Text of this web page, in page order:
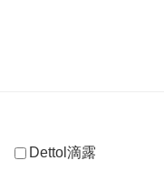
Dettol滴露